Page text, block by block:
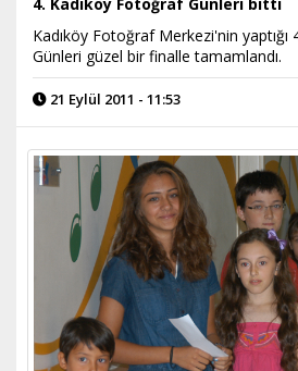
Kadıköy Fotoğraf Merkezi'nin yaptığı
Günleri güzel bir finalle tamamlandı.
21 Eylül 2011 - 11:53